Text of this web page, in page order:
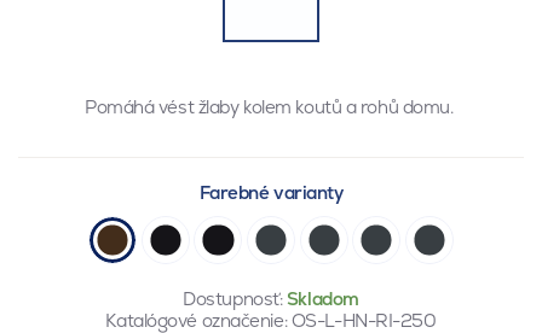
Pomáhá vést žlaby kolem koutů a rohů domu.
Farebné varianty
Dostupnosť:Skladom
Katalógové označenie: OS-L-HN-RI-250